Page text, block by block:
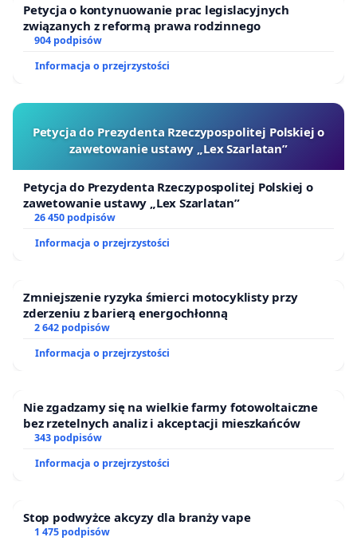
Petycja o kontynuowanie prac legislacyjnych
związanych z reformą prawa rodzinnego
904 podpisów
Informacja o przejrzystości
Petycja do Prezydenta Rzeczypospolitej Polskiej o
zawetowanie ustawy „Lex Szarlatan”
Petycja do Prezydenta Rzeczypospolitej Polskiej o
zawetowanie ustawy „Lex Szarlatan”
26 450 podpisów
Informacja o przejrzystości
Zmniejszenie ryzyka śmierci motocyklisty przy
zderzeniu z barierą energochłonną
2 642 podpisów
Informacja o przejrzystości
Nie zgadzamy się na wielkie farmy fotowoltaiczne
bez rzetelnych analiz i akceptacji mieszkańców
343 podpisów
Informacja o przejrzystości
Stop podwyżce akcyzy dla branży vape
1 475 podpisów